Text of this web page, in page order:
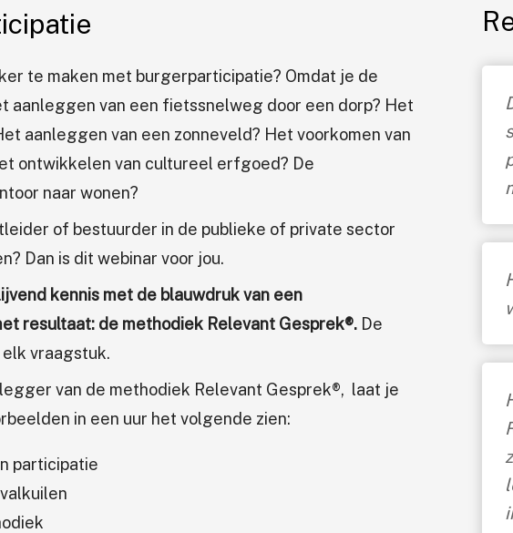
te maken met burgerparticipatie? Omdat je de
aanleggen van een fietssnelweg door een dorp? Het
aanleggen van een zonneveld? Het voorkomen van
ontwikkelen van cultureel erfgoed? De
naar wonen?
of bestuurder in de publieke of private sector
Dan is dit webinar voor jou.
kennis met de blauwdruk van een
resultaat: de methodiek Relevant Gesprek®. De
vraagstuk.
van de methodiek Relevant Gesprek®, laat je
in een uur het volgende zien:
participatie